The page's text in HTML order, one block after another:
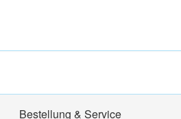
Bestellung & Service